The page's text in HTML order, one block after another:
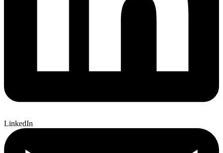
LinkedIn